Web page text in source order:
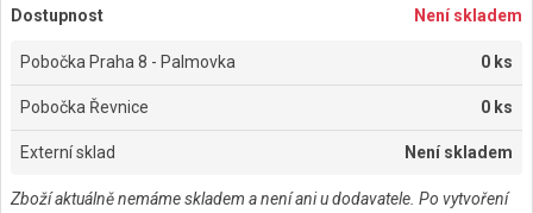
Dostupnost Není skladem
Pobočka Praha 8 - Palmovka 0 ks
Pobočka Řevnice 0 ks
Externí sklad Není skladem
Zboží aktuálně nemáme skladem a není ani u dodavatele. Po vytvoření